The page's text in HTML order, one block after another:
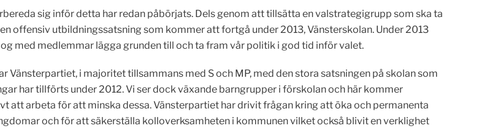
sig inför detta har redan påbörjats. Dels genom att tillsätta en valstrategigrupp som ska ta
offensiv utbildningssatsning som kommer att fortgå under 2013, Vänsterskolan. Under 2013
med medlemmar lägga grunden till och ta fram vår politik i god tid inför valet.
Vänsterpartiet, i majoritet tillsammans med S och MP, med den stora satsningen på skolan som
har tillförts under 2012. Vi ser dock växande barngrupper i förskolan och här kommer
att arbeta för att minska dessa. Vänsterpartiet har drivit frågan kring att öka och permanenta
och för att säkerställa kolloverksamheten i kommunen vilket också blivit en verklighet